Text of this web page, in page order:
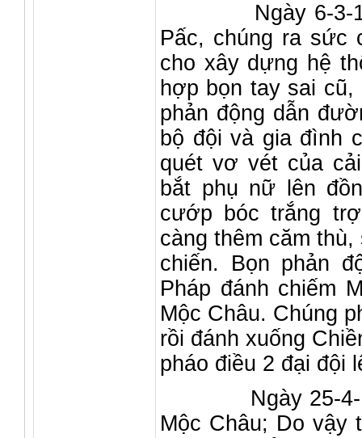
Ngày 6-3-1946
Pấc, chúng ra sức
cho xây dựng hệ
hợp bọn tay sai
phản động dẫn
bộ đội và gia đình
quét vơ vét của
bắt phụ nữ lên
cướp bóc trắng
càng thêm căm
chiến. Bọn phản
Pháp đánh chiếm
Mộc Châu. Chúng
rồi đánh xuống
pháo điều 2 đại đội
Ngày 25-4-
Mộc Châu; Do vậy